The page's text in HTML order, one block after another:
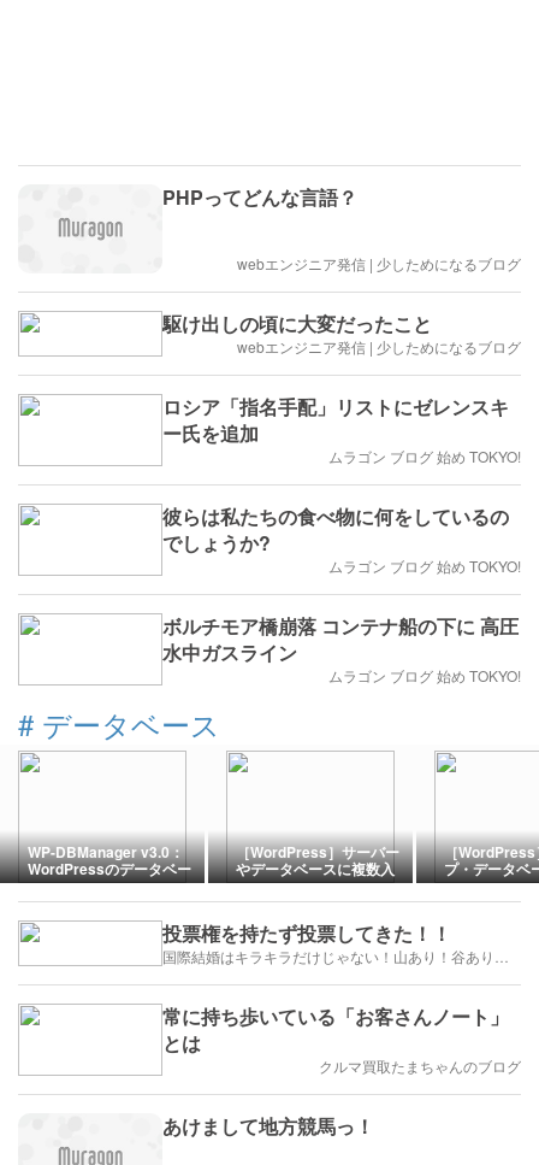
PHPってどんな言語？
webエンジニア発信 | 少しためになるブログ
駆け出しの頃に大変だったこと
webエンジニア発信 | 少しためになるブログ
ロシア「指名手配」リストにゼレンスキ
ー氏を追加
ムラゴン ブログ 始め TOKYO!
彼らは私たちの食べ物に何をしているの
でしょうか?
ムラゴン ブログ 始め TOKYO!
ボルチモア橋崩落 コンテナ船の下に 高圧
水中ガスライン
ムラゴン ブログ 始め TOKYO!
# データベース
WP-DBManager v3.0：
WordPressのデータベー
スの管理ができる
［WordPress］サーバー
やデータベースに複数入
るワードプレスを削除す
るには？
［WordPress
プ・データベ
8.0へのバー
投票権を持たず投票してきた！！
常に持ち歩いている「お客さんノート」
とは
クルマ買取たまちゃんのブログ
あけまして地方競馬っ！